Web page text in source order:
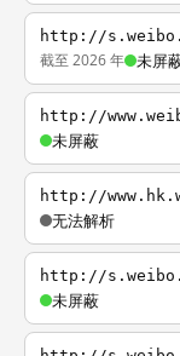
http://
截至 2026 年 未屏
http://
未屏蔽
http://
无法解析
http://
未屏蔽